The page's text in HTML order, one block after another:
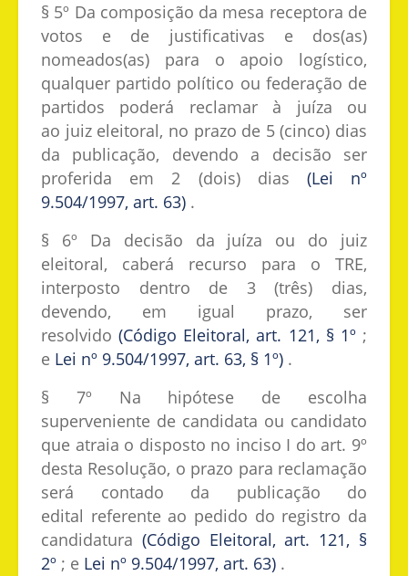
§ 5º Da composição da mesa receptora de
votos e de justificativas e dos(as)
nomeados(as) para o apoio logístico,
qualquer partido político ou federação de
partidos poderá reclamar à juíza ou
ao juiz eleitoral, no prazo de 5 (cinco) dias
da publicação, devendo a decisão ser
proferida em 2 (dois) dias (Lei nº
9.504/1997, art. 63) .
§ 6º Da decisão da juíza ou do juiz
eleitoral, caberá recurso para o TRE,
interposto dentro de 3 (três) dias,
devendo, em igual prazo, ser
resolvido(Código Eleitoral, art. 121, § 1º ;
e Lei nº 9.504/1997, art. 63, § 1º) .
§ 7º Na hipótese de escolha
superveniente de candidata ou candidato
que atraia o disposto no inciso I do art. 9º
desta Resolução, o prazo para reclamação
será contado da publicação do
edital referente ao pedido do registro da
candidatura (Código Eleitoral, art. 121, §
2º ; e Lei nº 9.504/1997, art. 63) .